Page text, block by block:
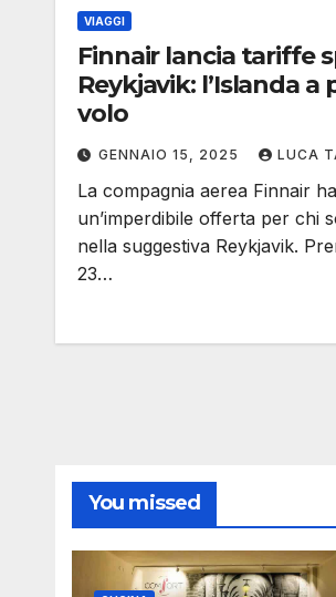
VIAGGI
Finnair lancia tariffe
Reykjavik: l’Islanda
volo
GENNAIO 15, 2025 LUCA
La compagnia aerea Finnair
un’imperdibile offerta per chi
nella suggestiva Reykjavik.
23…
You missed